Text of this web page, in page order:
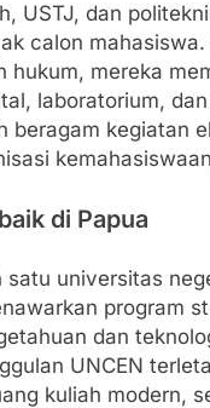
USTJ, dan
calon
hukum, mereka
laboratorium,
beragam kegiatan
di Papua
satu universitas
program
dan
UNCEN
kuliah modern,